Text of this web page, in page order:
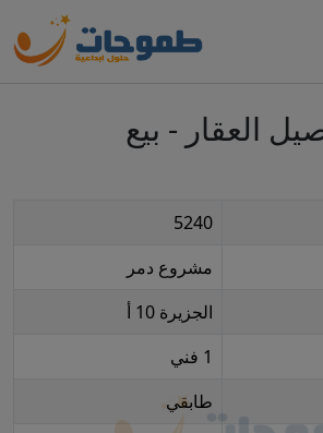
العقار - بيع
5240
مشروع دمر
الجزيرة 10 أ
1 فني
طابقي